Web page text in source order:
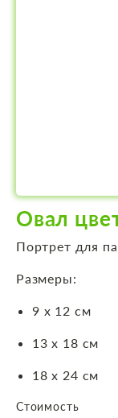
Овал
Портрет для
Размеры:
9 х 12 см
13 х 18 см
18 х 24 см
Стоимость